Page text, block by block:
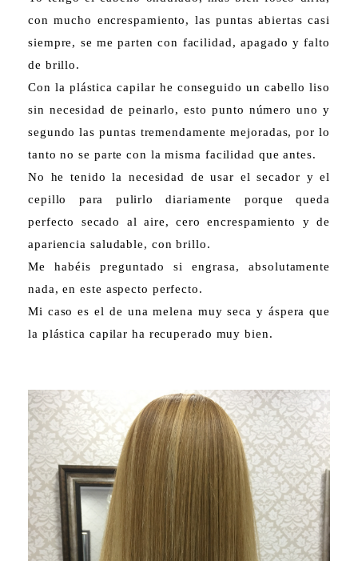
con mucho encrespamiento, las puntas abiertas casi
siempre, se me parten con facilidad, apagado y falto
de brillo.
Con la plástica capilar he conseguido un cabello liso
sin necesidad de peinarlo, esto punto número uno y
segundo las puntas tremendamente mejoradas, por lo
tanto no se parte con la misma facilidad que antes.
No he tenido la necesidad de usar el secador y el
cepillo para pulirlo diariamente porque queda
perfecto secado al aire, cero encrespamiento y de
apariencia saludable, con brillo.
Me habéis preguntado si engrasa, absolutamente
nada, en este aspecto perfecto.
Mi caso es el de una melena muy seca y áspera que
la plástica capilar ha recuperado muy bien.